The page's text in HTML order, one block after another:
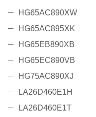
HG65AC890XW
HG65AC895XK
HG65EB890XB
HG65EC890VB
HG75AC890XJ
LA26D460E1H
LA26D460E1T